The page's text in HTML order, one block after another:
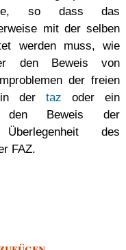
so dass das
mit der selben
werden muss, wie
den Beweis von
der freien
in dertaz oder ein
den Beweis der
Überlegenheit des
FAZ.